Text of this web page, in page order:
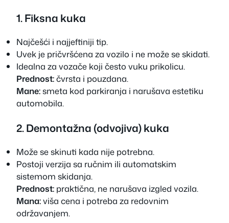
1. Fiksna kuka
Najčešći i najjeftiniji tip.
Uvek je pričvršćena za vozilo i ne može se skidati.
Idealna za vozače koji često vuku prikolicu.
Prednost:čvrsta i pouzdana.
Mane:smeta kod parkiranja i narušava estetiku
automobila.
2. Demontažna (odvojiva) kuka
Može se skinuti kada nije potrebna.
Postoji verzija sa ručnim ili automatskim
sistemom skidanja.
Prednost: praktična, ne narušava izgled vozila.
Mana:viša cena i potreba za redovnim
održavanjem.